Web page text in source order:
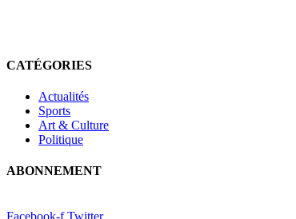
CATÉGORIES
Actualités
Sports
Art & Culture
Politique
ABONNEMENT